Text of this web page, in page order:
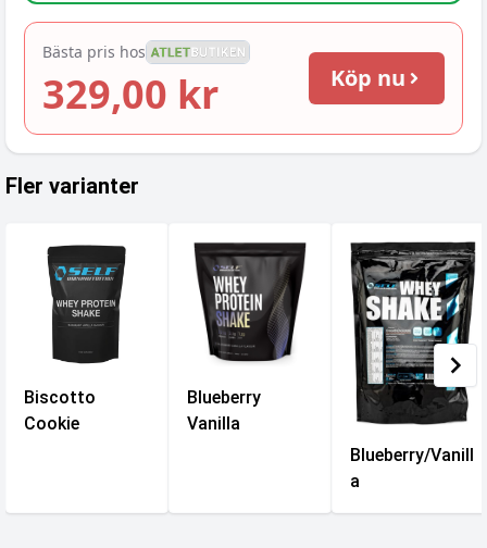
Bästa pris hos
329,00 kr Köp nu
Fler varianter
Biscotto
Cookie
Blueberry
Vanilla
Blueberry/Vanill
a